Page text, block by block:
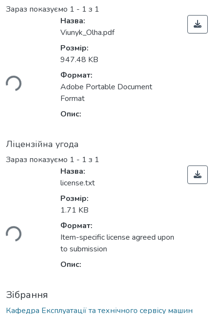
Зараз показуємо 1 - 1 з 1
Назва:
Viunyk_Olha.pdf
Розмір:
947.48 KB
Формат:
Adobe Portable Document
Format
Опис:
Ліцензійна угода
Зараз показуємо 1 - 1 з 1
Назва:
license.txt
Розмір:
1.71 KB
Формат:
Item-specific license agreed upon
to submission
Опис:
Зібрання
Кафедра Експлуатації та технічного сервісу машин